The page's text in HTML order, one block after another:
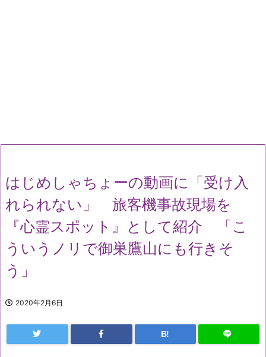
はじめしゃちょーの動画に「受け入
れられない」 旅客機事故現場を
『心霊スポット』として紹介 「こ
ういうノリで御巣鷹山にも行きそ
う」
2020年2月6日
B!